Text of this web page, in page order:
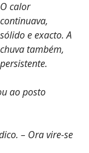
O calor
continuava,
sólido e exacto. A
chuva também,
persistente.
ao posto
– Ora vire-se